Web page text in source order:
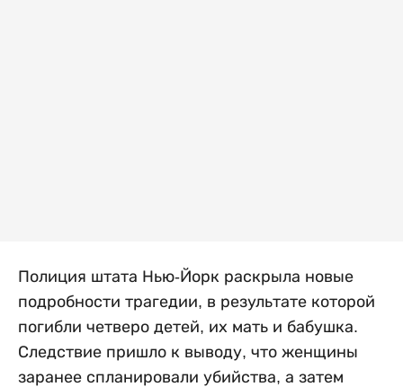
Полиция штата Нью-Йорк раскрыла новые
подробности трагедии, в результате которой
погибли четверо детей, их мать и бабушка.
Следствие пришло к выводу, что женщины
заранее спланировали убийства, а затем